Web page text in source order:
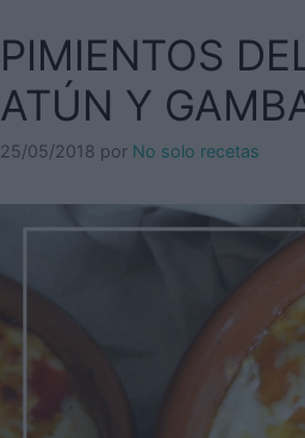
PIMIENTOS
ATÚN Y
25/05/2018 por No solo recetas